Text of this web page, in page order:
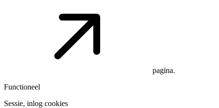
pagina.
Functioneel
Sessie, inlog cookies